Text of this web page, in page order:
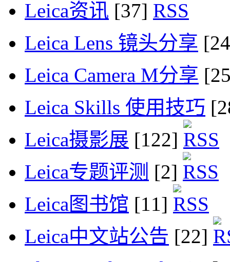
Leica资讯 [37]
Leica Lens 镜头分享
Leica Camera M分享
Leica Skills 使用技巧
Leica摄影展 [122]
Leica专题评测 [2]
Leica图书馆 [11]
Leica中文站公告 [22]